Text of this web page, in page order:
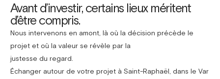
Avant d’investir, certains lieux méritent
d’être compris.
Nous intervenons en amont, là où la décision précède le
projet et où la valeur se révèle par la
justesse du regard.
Échanger autour de votre projet à Saint-Raphaël, dans le Var